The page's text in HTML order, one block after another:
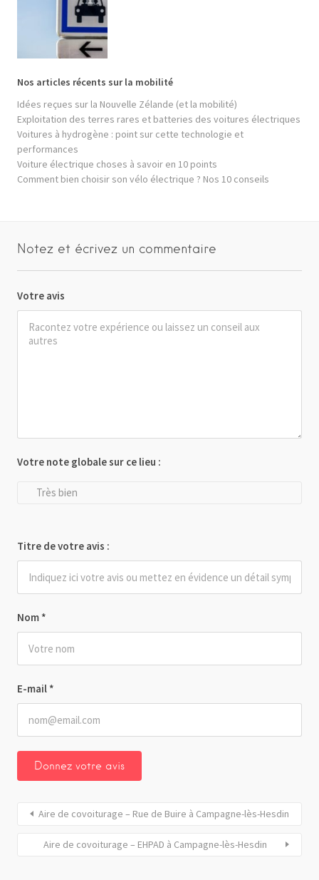
Nos articles récents sur la mobilité
Idées reçues sur la Nouvelle Zélande (et la mobilité)
Exploitation des terres rares et batteries des voitures électriques
Voitures à hydrogène : point sur cette technologie et
performances
Voiture électrique choses à savoir en 10 points
Comment bien choisir son vélo électrique ? Nos 10 conseils
Notez et écrivez un commentaire
Votre avis
Nom *
E-mail *
Votre note globale sur ce lieu :
Très bien
Titre de votre avis :
Aire de covoiturage – Rue de Buire à Campagne-lès-Hesdin
Aire de covoiturage – EHPAD à Campagne-lès-Hesdin